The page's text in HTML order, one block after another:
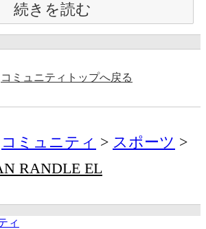
続きを読む
コミュニティトップへ戻る
コミュニティ
スポーツ
RANDLE EL
ィ